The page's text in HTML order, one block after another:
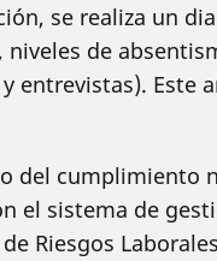
se realiza un
niveles de
entrevistas). Este
del cumplimiento
el sistema de
Riesgos